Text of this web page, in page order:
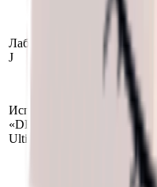
Лаборатория
J
Испытание
«DEMO
Ultimate»